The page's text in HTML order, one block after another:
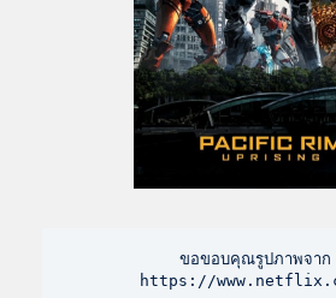
ขอขอบคุณรูปภาพจา
https://